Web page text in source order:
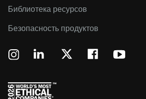
Библиотека ресурсов
Безопасность продуктов